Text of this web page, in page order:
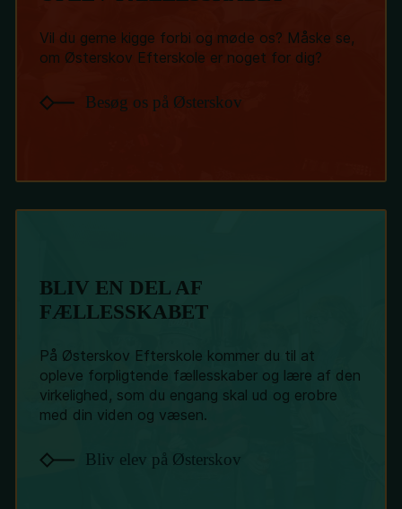
Vil du gerne kigge forbi og møde os? Måske se,
om Østerskov Efterskole er noget for dig?
Besøg os på Østerskov
BLIV EN DEL AF
FÆLLESSKABET
På Østerskov Efterskole kommer du til at
opleve forpligtende fællesskaber og lære af den
virkelighed, som du engang skal ud og erobre
med din viden og væsen.
Bliv elev på Østerskov